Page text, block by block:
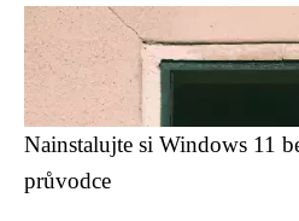
Nainstalujte si Windows 11
průvodce